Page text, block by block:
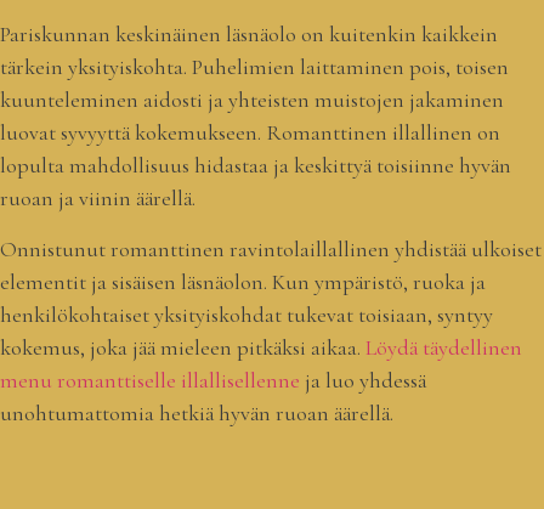
Pariskunnan keskinäinen läsnäolo on kuitenkin kaikkein
tärkein yksityiskohta. Puhelimien laittaminen pois, toisen
kuunteleminen aidosti ja yhteisten muistojen jakaminen
luovat syvyyttä kokemukseen. Romanttinen illallinen on
lopulta mahdollisuus hidastaa ja keskittyä toisiinne hyvän
ruoan ja viinin äärellä.
Onnistunut romanttinen ravintolaillallinen yhdistää ulkoiset
elementit ja sisäisen läsnäolon. Kun ympäristö, ruoka ja
henkilökohtaiset yksityiskohdat tukevat toisiaan, syntyy
kokemus, joka jää mieleen pitkäksi aikaa. Löydä täydellinen
menu romanttiselle illallisellenne ja luo yhdessä
unohtumattomia hetkiä hyvän ruoan äärellä.